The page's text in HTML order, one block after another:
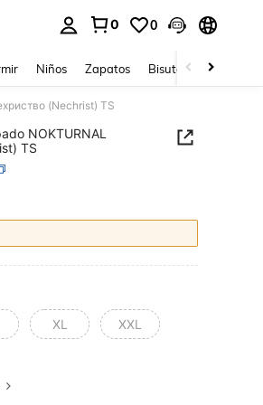
0 0
Niños Zapatos Bisutería Y
(Nechrist) TS
NOKTURNAL
TS
XL XXL